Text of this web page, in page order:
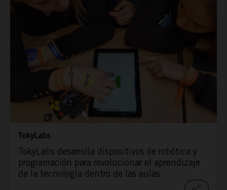
TokyLabs
TokyLabs desarrolla dispositivos de robótica y
programación para revolucionar el aprendizaje
de la tecnología dentro de las aulas.